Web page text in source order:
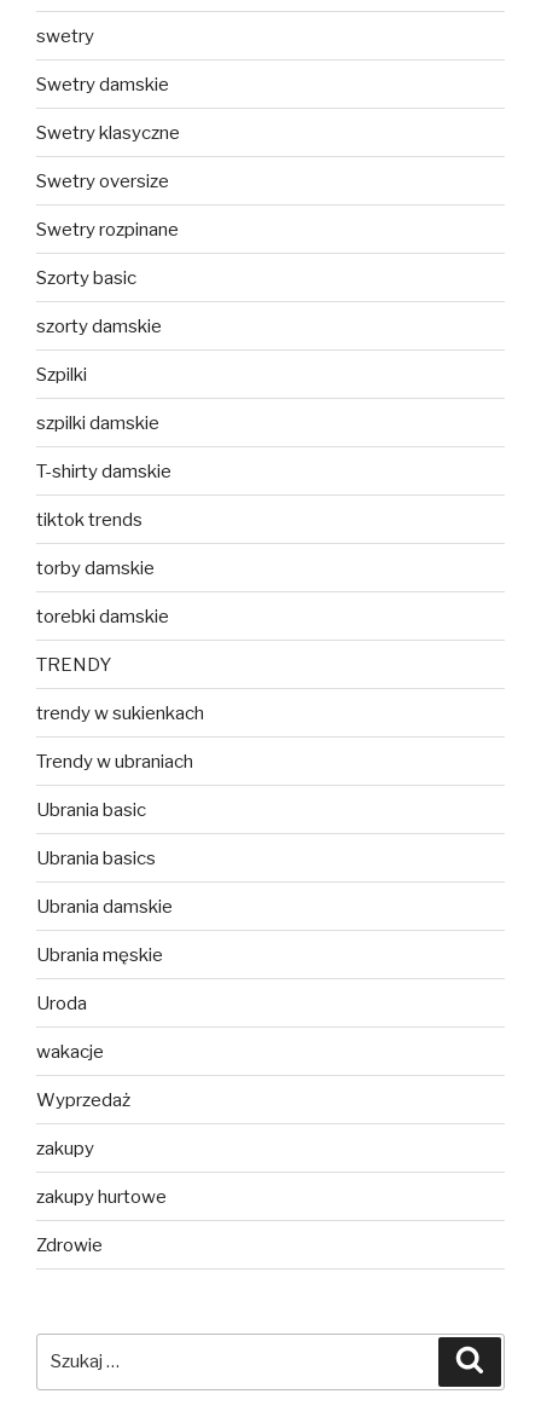
swetry
Swetry damskie
Swetry klasyczne
Swetry oversize
Swetry rozpinane
Szorty basic
szorty damskie
Szpilki
szpilki damskie
T-shirty damskie
tiktok trends
torby damskie
torebki damskie
TRENDY
trendy w sukienkach
Trendy w ubraniach
Ubrania basic
Ubrania basics
Ubrania damskie
Ubrania męskie
Uroda
wakacje
Wyprzedaż
zakupy
zakupy hurtowe
Zdrowie